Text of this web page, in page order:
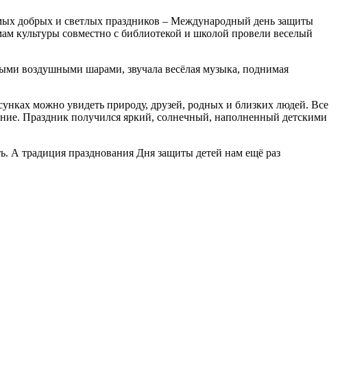
добрых и светлых праздников – Международный день защиты
культуры совместно с библиотекой и школой провели веселый
воздушными шарами, звучала весёлая музыка, поднимая
можно увидеть природу, друзей, родных и близких людей. Все
Праздник получился яркий, солнечный, наполненный детскими
А традиция празднования Дня защиты детей нам ещё раз